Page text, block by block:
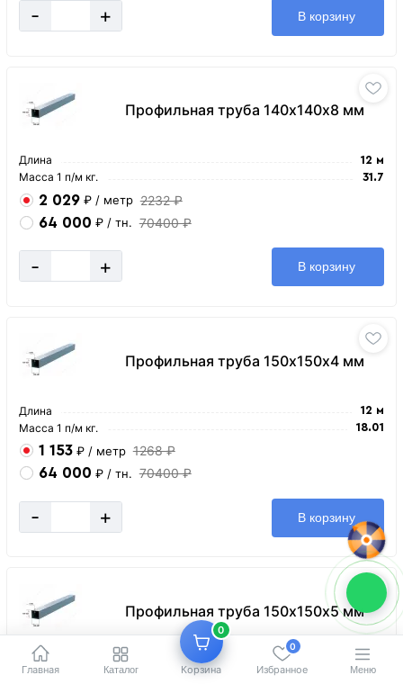
Главная Каталог
0
Корзина Избранное
0
Меню
- + В корзину
Профильная труба 140х140х8 мм
Длина 12 м
Масса 1 п/м кг. 31.7
2 029 ₽ / метр 2232 ₽
64 000 ₽ / тн. 70400 ₽
- + В корзину
Профильная труба 150х150х4 мм
Длина 12 м
Масса 1 п/м кг. 18.01
1 153 ₽ / метр 1268 ₽
64 000 ₽ / тн. 70400 ₽
- + В корзину
Профильная труба 150х150х5 мм
Длина 12 м